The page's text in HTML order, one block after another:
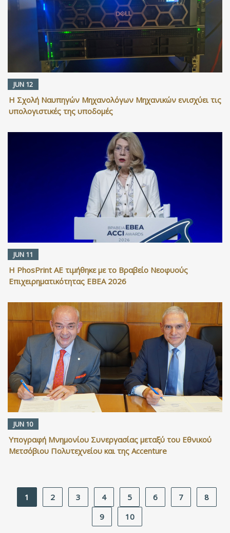
JUN 12
Η Σχολή Ναυπηγών Μηχανολόγων Μηχανικών ενισχύει τις
υπολογιστικές της υποδομές
JUN 11
Η PhosPrint ΑΕ τιμήθηκε με το Βραβείο Νεοφυούς
Επιχειρηματικότητας ΕΒΕΑ 2026
JUN 10
Υπογραφή Μνημονίου Συνεργασίας μεταξύ του Εθνικού
Μετσόβιου Πολυτεχνείου και της Accenture
1 2 3 4 5 6 7
8
9
10